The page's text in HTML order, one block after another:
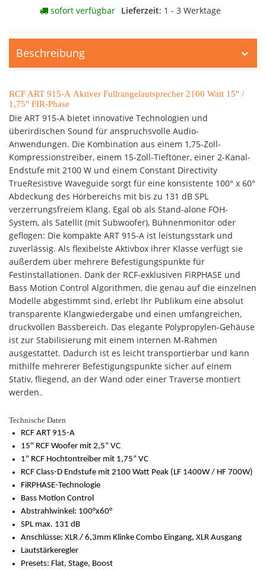
sofort verfügbar Lieferzeit: 1 - 3 Werktage
Beschreibung
RCF ART 915-A Aktiver Fullrangelautsprecher 2100 Watt 15" /
1,75" FIR-Phase
Die ART 915-A bietet innovative Technologien und
überirdischen Sound für anspruchsvolle Audio-
Anwendungen. Die Kombination aus einem 1,75-Zoll-
Kompressionstreiber, einem 15-Zoll-Tieftöner, einer 2-Kanal-
Endstufe mit 2100 W und einem Constant Directivity
TrueResistive Waveguide sorgt für eine konsistente 100° x 60°
Abdeckung des Hörbereichs mit bis zu 131 dB SPL
verzerrungsfreiem Klang. Egal ob als Stand-alone FOH-
System, als Satellit (mit Subwoofer), Bühnenmonitor oder
geflogen: Die kompakte ART 915-A ist leistungsstark und
zuverlässig. Als flexibelste Aktivbox ihrer Klasse verfügt sie
außerdem über mehrere Befestigungspunkte für
Festinstallationen. Dank der RCF-exklusiven FiRPHASE und
Bass Motion Control Algorithmen, die genau auf die einzelnen
Modelle abgestimmt sind, erlebt Ihr Publikum eine absolut
transparente Klangwiedergabe und einen umfangreichen,
druckvollen Bassbereich. Das elegante Polypropylen-Gehäuse
ist zur Stabilisierung mit einem internen M-Rahmen
ausgestattet. Dadurch ist es leicht transportierbar und kann
mithilfe mehrerer Befestigungspunkte sicher auf einem
Stativ, fliegend, an der Wand oder einer Traverse montiert
werden..
Technische Daten
RCF ART 915-A
15" RCF Woofer mit 2,5“ VC
1" RCF Hochtontreiber mit 1,75“ VC
RCF Class-D Endstufe mit 2100 Watt Peak (LF 1400W / HF 700W)
FiRPHASE-Technologie
Bass Motion Control
Abstrahlwinkel: 100°x60°
SPL max. 131 dB
Anschlüsse: XLR / 6,3mm Klinke Combo Eingang, XLR Ausgang
Lautstärkeregler
Presets: Flat, Stage, Boost